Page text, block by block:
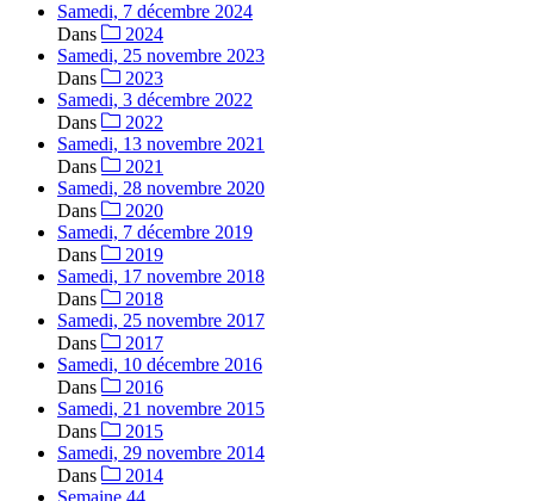
Samedi, 7 décembre 2024
Dans
2024
Samedi, 25 novembre 2023
Dans
2023
Samedi, 3 décembre 2022
Dans
2022
Samedi, 13 novembre 2021
Dans
2021
Samedi, 28 novembre 2020
Dans
2020
Samedi, 7 décembre 2019
Dans
2019
Samedi, 17 novembre 2018
Dans
2018
Samedi, 25 novembre 2017
Dans
2017
Samedi, 10 décembre 2016
Dans
2016
Samedi, 21 novembre 2015
Dans
2015
Samedi, 29 novembre 2014
Dans
2014